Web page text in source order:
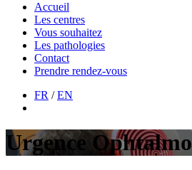
Accueil
Les centres
Vous souhaitez
Les pathologies
Contact
Prendre rendez-vous
FR /EN
Urgence Ophtalmo